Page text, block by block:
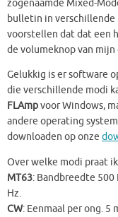
zogenaamde Mixed-
bulletin in
voorstellen dat dat een
de volumeknop van
Gelukkig is er software
die verschillende modi
FLAmpvoor Windows,
andere operating
downloaden op onze
Over welke modi praat
MT63: Bandbreedte
Hz.
CW: Eenmaal per ong.